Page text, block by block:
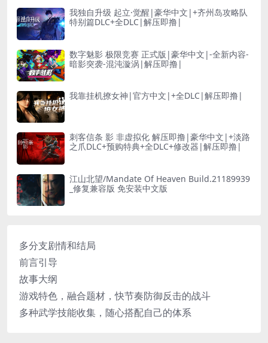
我独自升级 起立·觉醒|豪华中文|+齐州岛攻略队
特别篇DLC+全DLC|解压即撸|
数字魅影 极限竞赛 正式版|豪华中文|-全新内容-
暗影突袭-混沌漩涡|解压即撸|
我靠挂机撩女神|官方中文|+全DLC|解压即撸|
刺客信条 影 非虚拟化 解压即撸|豪华中文|+淡路
之爪DLC+预购特典+全DLC+修改器|解压即撸|
江山北望/Mandate Of Heaven Build.21189939
_修复兼容版 免安装中文版
多分支剧情和结局
前言引导
故事大纲
游戏特色，融合题材，快节奏防御反击的战斗
多种武学技能收集，随心搭配自己的体系